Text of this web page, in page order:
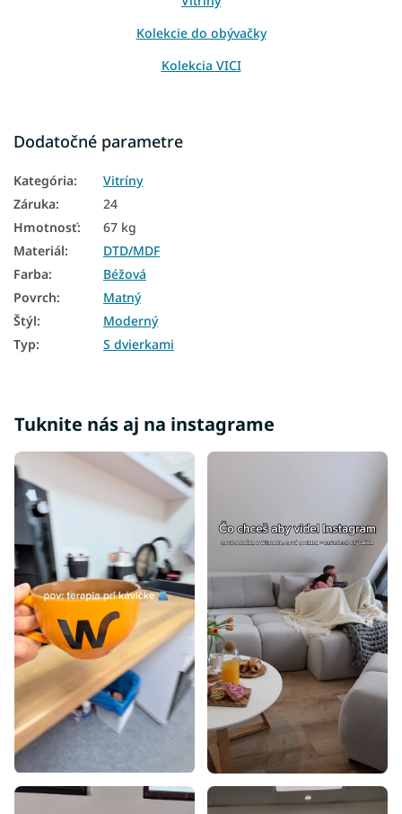
Kolekcie do obývačky
Kolekcia VICI
Dodatočné parametre
Kategória:
Vitríny
Záruka:
24
Hmotnosť:
67 kg
Materiál:
DTD/MDF
Farba:
Béžová
Povrch:
Matný
Štýl:
Moderný
Typ: S dvierkami
Tuknite nás aj na instagrame